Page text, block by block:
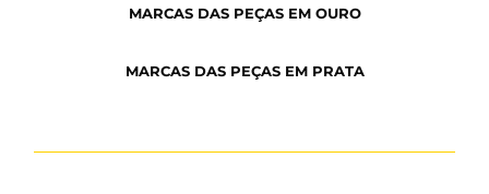
MARCAS DAS PEÇAS EM OURO
MARCAS DAS PEÇAS EM PRATA